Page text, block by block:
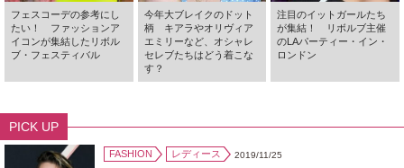
フェスコーデの参考にし
たい！ ファッションア
イコンが集結したリボル
ブ・フェスティバル
今年大ブレイクのドット
柄 キアラやオリヴィア
エミリーなど、オシャレ
セレブたちはどう着こな
す？
注目のイットガールたち
が集結！ リボルブ主催
のLAパーティー・イン・
ロンドン
PICK UP
FASHION レディース 2019/11/25